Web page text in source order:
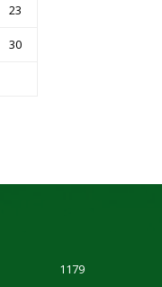
23
30
1179